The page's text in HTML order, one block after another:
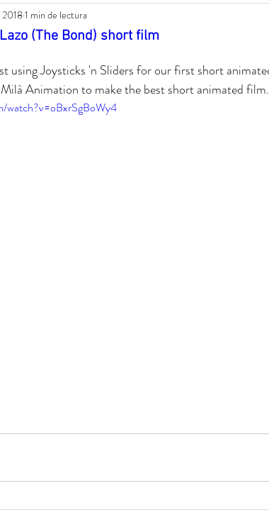
(The Bond) short film
1 min de lectura
Animation to make the best short animated film.
watch?v=oBxrSgBoWy4